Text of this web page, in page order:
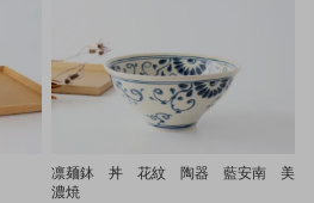
凛麺鉢 丼 花紋 陶器 藍安南 美
濃焼